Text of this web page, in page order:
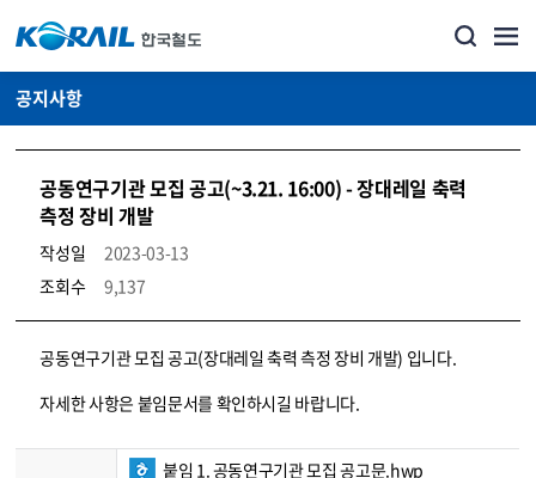
공지사항
공동연구기관 모집 공고(~3.21. 16:00) - 장대레일 축력
측정 장비 개발
작성일
2023-03-13
조회수
9,137
뉴스·홍보_공지사항 상세보기 – 내용, 파일, 담당자 연락처로 구성
공동연구기관 모집 공고(장대레일 축력 측정 장비 개발) 입니다.
자세한 사항은 붙임문서를 확인하시길 바랍니다.
붙임 1. 공동연구기관 모집 공고문.hwp